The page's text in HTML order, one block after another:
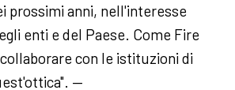
prossimi anni, nell'interesse
enti e del Paese. Come Fire
con le istituzioni di
—